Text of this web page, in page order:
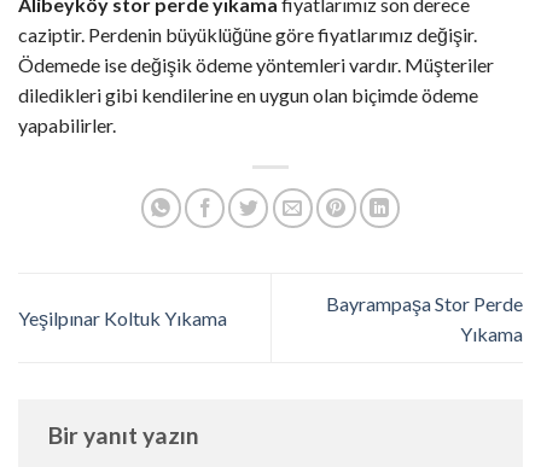
Alibeyköy stor perde yıkama fiyatlarımız son derece
caziptir. Perdenin büyüklüğüne göre fiyatlarımız değişir.
Ödemede ise değişik ödeme yöntemleri vardır. Müşteriler
diledikleri gibi kendilerine en uygun olan biçimde ödeme
yapabilirler.
Yeşilpınar Koltuk Yıkama
Bayrampaşa Stor Perde
Yıkama
Bir yanıt yazın